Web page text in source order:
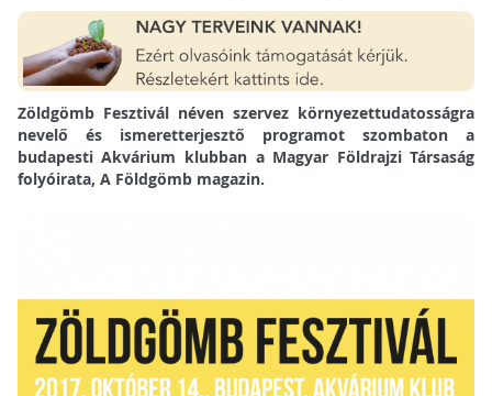
Zöldgömb Fesztivál néven szervez környezettudatosságra
nevelő és ismeretterjesztő programot szombaton a
budapesti Akvárium klubban a Magyar Földrajzi Társaság
folyóirata, A Földgömb magazin.